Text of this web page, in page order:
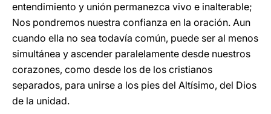
entendimiento y unión permanezca vivo e inalterable;
Nos pondremos nuestra confianza en la oración. Aun
cuando ella no sea todavía común, puede ser al menos
simultánea y ascender paralelamente desde nuestros
corazones, como desde los de los cristianos
separados, para unirse a los pies del Altísimo, del Dios
de la unidad.